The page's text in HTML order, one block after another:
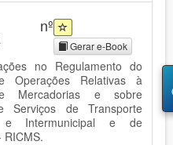
nº
Gerar e-Book
no Regulamento do
Operações Relativas à
Mercadorias e sobre
Serviços de Transporte
e Intermunicipal e de
RICMS.